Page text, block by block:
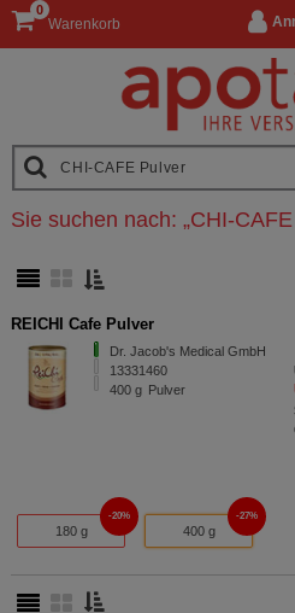
Warenkorb
0
Sie suchen nach: „CHI-
REICHI Cafe Pulver
Dr. Jacob's Medical GmbH
13331460
400 g Pulver
180 g
20%
400 g
27%